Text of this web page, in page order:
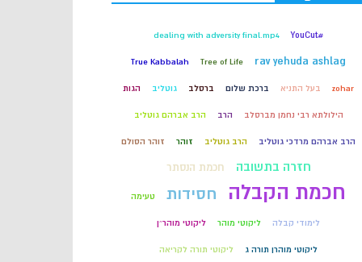
#YouCut
dealing with adversity final.mp4
rav yehuda ashlag
Tree of Life
True Kabbalah
zohar בעל התניא ברכת שלום ברסלב גוטליב הגות
הילולתא רבי נחמן מברסלב הרב הרב אברהם גוטליב
הרב אברהם מרדכי גוטליב הרב גוטליב זוהר זוהר הסולם
חזרה בתשובה חכמת הנסתר
חכמת הקבלה חסידות טעימה
לימודי קבלה ליקוטי מוהר ליקוטי מוהר״ן
ליקוטי מוהרן תורה ג ליקוטי תורה לקריאה